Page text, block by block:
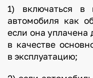
1) включаться в
автомобиля как
если она уплачена
в качестве
в эксплуатацию;